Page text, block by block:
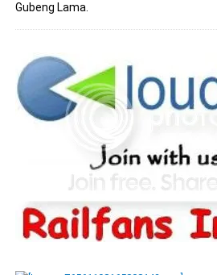
Gubeng Lama.